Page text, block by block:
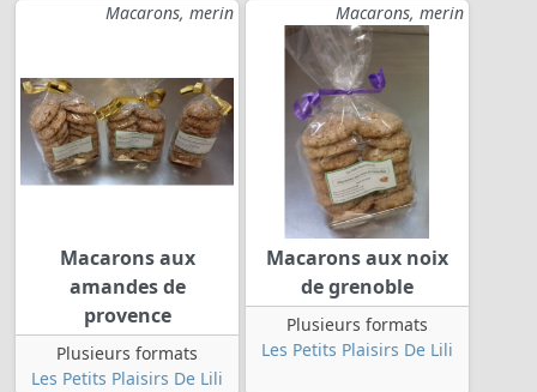
Macarons, merin
Macarons aux
amandes de
provence
Plusieurs formats
Les Petits Plaisirs De Lili
Macarons, merin
Macarons aux noix
de grenoble
Plusieurs formats
Les Petits Plaisirs De Lili